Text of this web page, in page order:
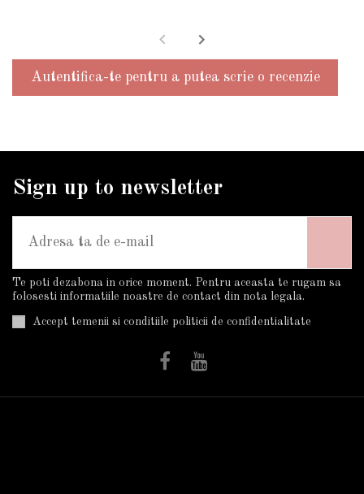
Autentifica-te pentru a putea scrie o recenzie
Sign up to newsletter
Te poti dezabona in orice moment. Pentru aceasta te rugam sa
folosesti informatiile noastre de contact din nota legala.
Accept temenii si conditiile politicii de confidentialitate